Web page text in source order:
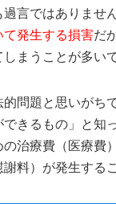
言ではありませ
発生する損害だ
まうことが多いで
問題と思いがち
きるもの」と知
治療費（医療費
料）が発生する